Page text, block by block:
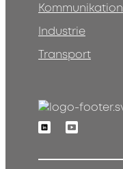
Kommunikation
Industrie
Transport
LinkedinYoutube